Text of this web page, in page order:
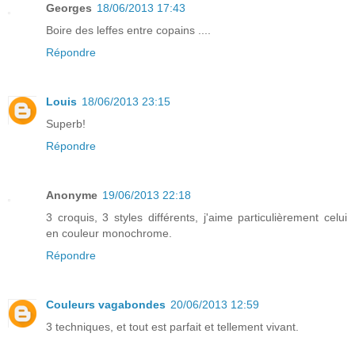
Georges 18/06/2013 17:43
Boire des leffes entre copains ....
Répondre
Louis 18/06/2013 23:15
Superb!
Répondre
Anonyme 19/06/2013 22:18
3 croquis, 3 styles différents, j'aime particulièrement celui
en couleur monochrome.
Répondre
Couleurs vagabondes 20/06/2013 12:59
3 techniques, et tout est parfait et tellement vivant.